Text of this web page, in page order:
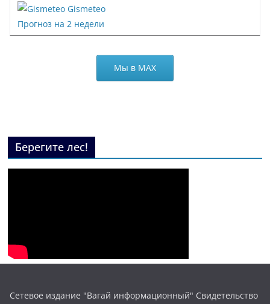
Gismeteo
Прогноз на 2 недели
Мы в МАХ
Берегите лес!
Сетевое издание "Вагай информационный" Свидетельство